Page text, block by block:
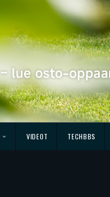
VIDEOT TECHBBS